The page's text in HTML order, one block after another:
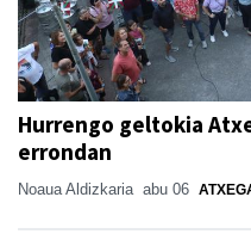
Hurrengo geltokia
errondan
Noaua Aldizkaria abu 06